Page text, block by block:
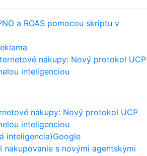
a ROAS pomocou skriptu v
nákupy: Nový protokol UCP
inteligenciou
inteligencia)Google